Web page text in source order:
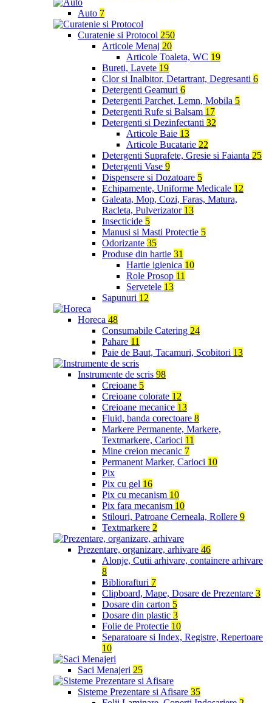
Auto 7
Curatenie si Protocol 250
Articole Menaj 20
Articole Toaleta, WC 19
Bureti, Lavete 19
Clor si Inalbitor, Detartrant, Degresanti 6
Detergenti Geamuri 6
Detergenti Parchet, Lemn, Mobila 5
Detergenti Rufe si Balsam 17
Detergenti si Dezinfectanti 32
Articole Baie 13
Articole Bucatarie 22
Detergenti Suprafete, Gresie si Faianta 25
Detergenti Vase 9
Dispensere si Dozatoare 5
Echipamente, Uniforme Medicale 12
Galeata, Mop, Cozi, Faras, Matura,
Racleta, Pulverizator 13
Insecticide 5
Manusi si Masti Protectie 5
Odorizante 35
Produse din hartie 31
Hartie igienica 10
Role Prosop 11
Servetele 13
Sapunuri 12
Horeca 48
Consumabile Catering 24
Pahare 11
Paie de Baut, Tacamuri, Scobitori 13
Instrumente de scris 98
Creioane 5
Creioane colorate 12
Creioane mecanice 13
Fluid, banda corectoare 8
Markere Permanente, Markere,
Textmarkere, Carioci 11
Mine creion mecanic 7
Permanent Marker, Carioci 10
Pix
Pix cu gel 16
Pix cu mecanism 10
Pix fara mecanism 10
Stilouri, Patroane Cerneala, Rollere 9
Textmarkere 2
Prezentare, organizare, arhivare 46
Alonje, Cutii arhivare, containere arhivare
8
Bibliorafturi 7
Clipboard, Mape, Dosare de Prezentare 3
Dosare din carton 5
Dosare din plastic 3
Folie de Protectie 10
Separatoare si Index, Registre, Repertoare
10
Saci Menajeri 25
Sisteme Prezentare si Afisare 35